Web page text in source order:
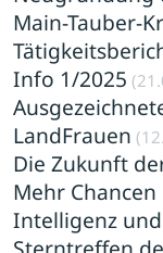
Main-Tauber-
Info 1/2025
LandFrauen
Die Zukunft
Mehr
Intelligenz